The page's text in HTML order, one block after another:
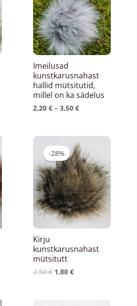
Imeilusad
kunstkarusnahast
hallid mütsitutid,
millel on ka sädelus
2,20 € – 3,50 €
mitu
varianti.
Valikuid
saab
teha
tootelehel.
-28%
Kirju
kunstkarusnahast
mütsitutt
2,50€
hind
oli:
2,50 €.
1,80 €
hind
on:
1,80 €.